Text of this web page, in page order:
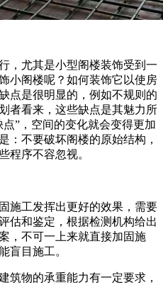
，尤其是小型阁楼装饰受到一
小阁楼呢？如何装饰它以使房
点是很明显的，例如不规则的
者看来，这些缺点是其魅力所
”，空间的变化就会变得更加
：不要破坏阁楼的原始结构，
程序不容忽视。
施工发挥出更好的效果，需要
估和鉴定，根据检测机构给出
，不可一上来就直接加固施
盲目施工。
筑物的承重能力有一定要求，